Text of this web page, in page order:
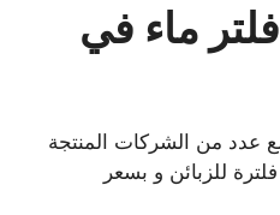
ماء في
عدد من الشركات المنتجة
للزبائن و بسعر